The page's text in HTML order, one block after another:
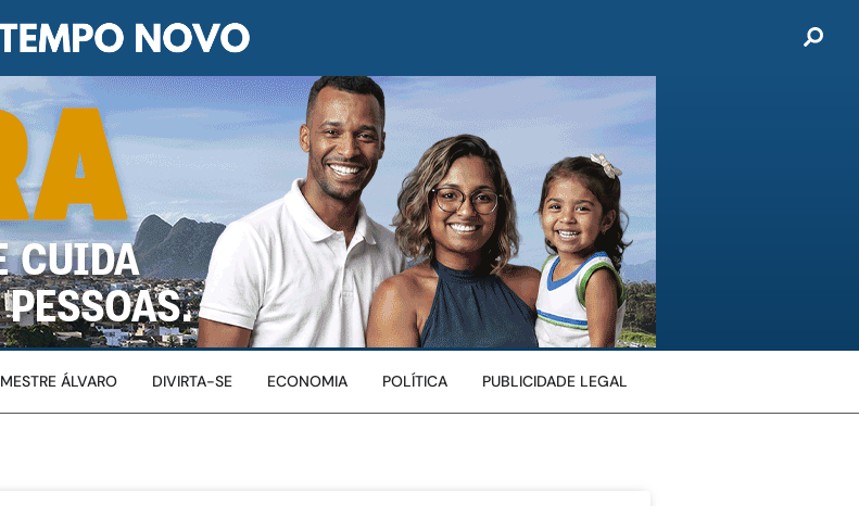
MESTRE ÁLVARO DIVIRTA-SE ECONOMIA POLÍTICA PUBLICIDADE LEGAL